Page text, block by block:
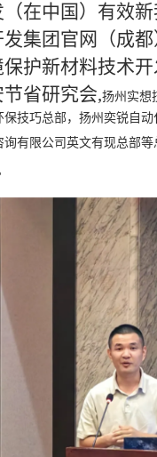
在中国）有效
集团官网（成
护新材料技术
省研究会,扬州实想
技巧总部，扬州奕锐自动
有限公司英文有现总部等